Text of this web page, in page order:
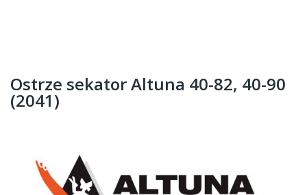
Ostrze sekator Altuna 40-82, 40-90
(2041)